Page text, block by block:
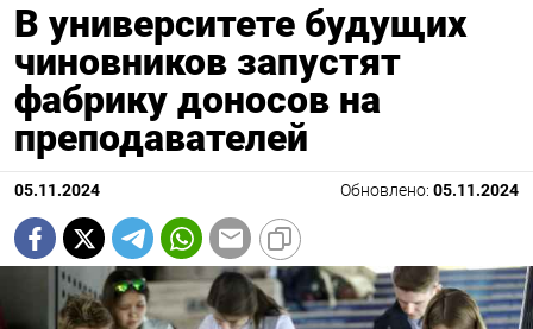
В университете будущих
чиновников запустят
фабрику доносов на
преподавателей
05.11.2024 Обновлено: 05.11.2024